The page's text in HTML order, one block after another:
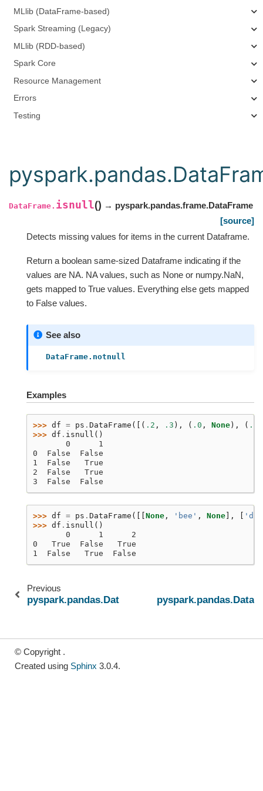
MLlib (DataFrame-based)
Spark Streaming (Legacy)
MLlib (RDD-based)
Spark Core
Resource Management
Errors
Testing
DataFrame. isnull() → pyspark.pandas.frame.DataFrame
[source]
Detects missing values for items in the current Dataframe.
Return a boolean same-sized Dataframe indicating if the
values are NA. NA values, such as None or numpy.NaN,
gets mapped to True values. Everything else gets mapped
to False values.
See also
DataFrame.notnull
Examples
>>> df = ps . DataFrame ([( .2 , .3 ), ( .0 , None ), ( .6
>>> df . isnull ()
       0      1
0  False  False
1  False   True
2  False   True
3  False  False
>>> df = ps . DataFrame ([[ None , 'bee' , None ],
>>> df . isnull ()
       0      1      2
0   True  False   True
1  False   True  False
Previous
pyspark.pandas.DataFrame.astype
© Copyright .
Created using Sphinx 3.0.4.